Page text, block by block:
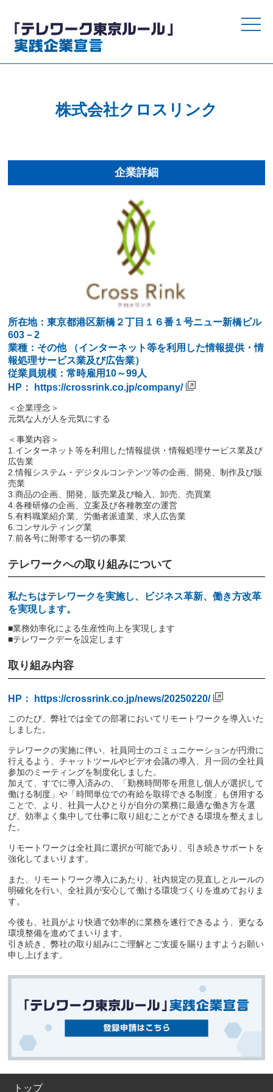
toggle
株式会社クロスリンク
企業詳細
所在地：東京都港区新橋２丁目１６番１号ニュー新橋ビル
603－2
業種：その他 （インターネット等を利用した情報提供・情
報処理サービス業及び広告業）
従業員規模：常時雇用10～99人
HP：
https://crossrink.co.jp/company/
＜企業理念＞
元気な人が人を元気にする
＜事業内容＞
1.インターネット等を利用した情報提供・情報処理サービス業及び
広告業
2.情報システム・デジタルコンテンツ等の企画、開発、制作及び販
売業
3.商品の企画、開発、販売業及び輸入、卸売、売買業
4.各種研修の企画、立案及び各種教室の運営
5.有料職業紹介業、労働者派遣業、求人広告業
6.コンサルティング業
7.前各号に附帯する一切の事業
テレワークへの取り組みについて
私たちはテレワークを実施し、ビジネス革新、働き方改革
を実現します。
■業務効率化による生産性向上を実現します
■テレワークデーを設定します
取り組み内容
HP： https://crossrink.co.jp/news/20250220/
このたび、弊社では全ての部署においてリモートワークを導入いた
しました。
テレワークの実施に伴い、社員同士のコミュニケーションが円滑に
行えるよう、チャットツールやビデオ会議の導入、月一回の全社員
参加のミーティングを制度化しました。
加えて、すでに導入済みの、「勤務時間帯を用意し個人が選択して
働ける制度」や「時間単位での有給を取得できる制度」も併用する
ことで、より、社員一人ひとりが自分の業務に最適な働き方を選
び、効率よく集中して仕事に取り組むことができる環境を整えまし
た。
リモートワークは全社員に選択が可能であり、引き続きサポートを
強化してまいります。
また、リモートワーク導入にあたり、社内規定の見直しとルールの
明確化を行い、全社員が安心して働ける環境づくりを進めておりま
す。
今後も、社員がより快適で効率的に業務を遂行できるよう、更なる
環境整備を進めてまいります。
引き続き、弊社の取り組みにご理解とご支援を賜りますようお願い
申し上げます。
トップ